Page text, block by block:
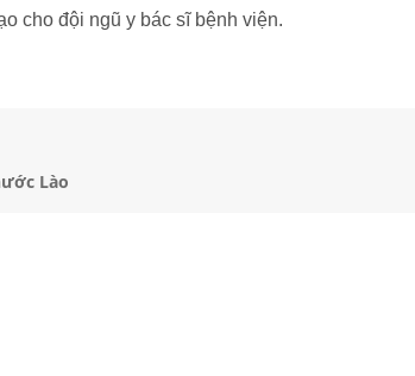
cho đội ngũ y bác sĩ bệnh viện.
Lào